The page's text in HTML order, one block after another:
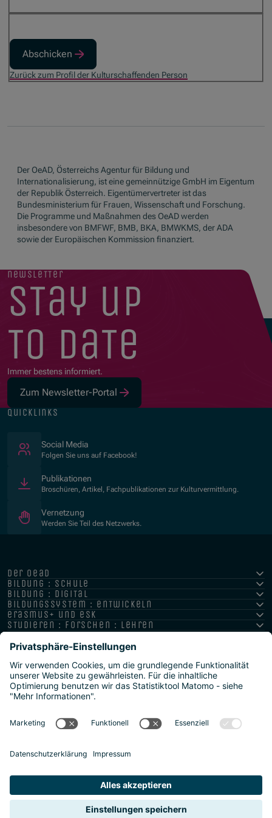
Abschicken
Zurück zum Profil der Kulturschaffenden Person
Der OeAD, Österreichs Agentur für Bildung und
Internationalisierung, ist eine gemeinnützige GmbH im Eigentum
der Republik Österreich. Eigentümervertreter ist das
Bundesministerium für Frauen, Wissenschaft und Forschung.
Die Programme und Maßnahmen des OeAD werden
insbesondere von BMFWF, BMB, BKA, BMWKMS, der ADA
sowie der Europäischen Kommission finanziert.
newsletter
stay up
to date
Immer bestens informiert.
Zum Newsletter-Portal
quicklinks
Social Media
Folgen Sie uns auf Facebook!
Publikationen
Broschüren, Artikel, Fachpublikationen zur Kulturvermittlung.
Vernetzung
Werden Sie Teil des Netzwerks.
der oead
bildung : schule
bildung : digital
bildungssystem : entwickeln
erasmus+ und esk
studieren : forschen : lehren
hochschule : strategie : international
Datenschutz
Sitemap